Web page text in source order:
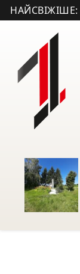
НАЙСВІЖІШЕ:
вікна п’ятого